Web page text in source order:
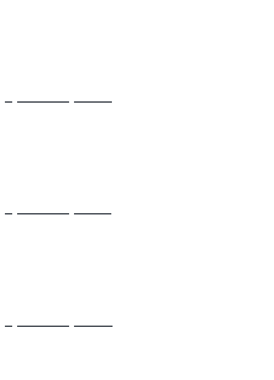
Ураза байрам 36
Ураза байрам 35
Ураза байрам 34